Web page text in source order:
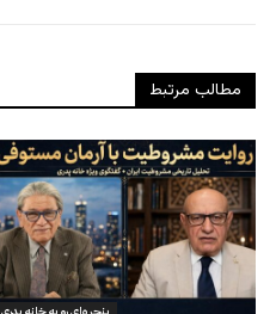
مطالب مرتبط